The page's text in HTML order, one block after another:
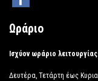
Ωράριο
Ισχύον ωράριο λειτουργίας
Δευτέρα, Τετάρτη έως